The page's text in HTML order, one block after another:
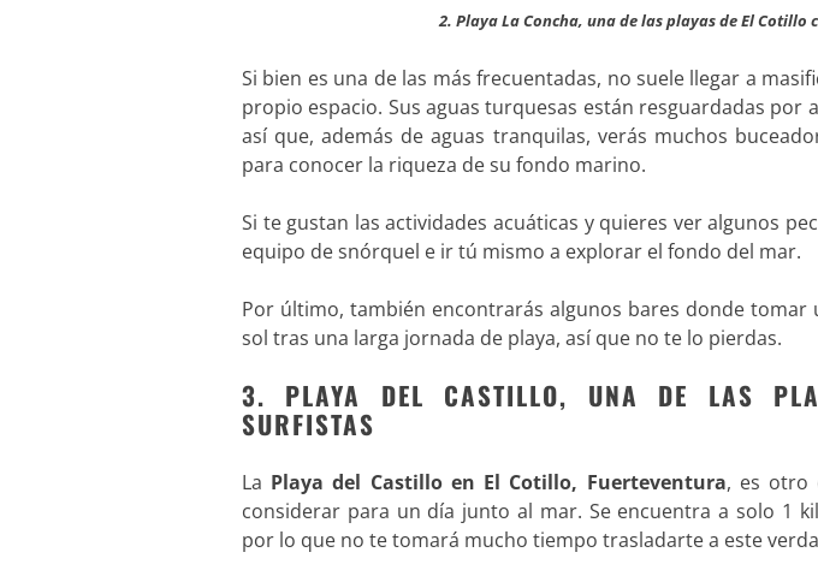
2. Playa La Concha, una de las playas de El Cotillo
Si bien es una de las más frecuentadas, no suele llegar a
propio espacio. Sus aguas turquesas están resguardadas por
así que, además de aguas tranquilas, verás muchos
para conocer la riqueza de su fondo marino.
Si te gustan las actividades acuáticas y quieres ver algunos
equipo de snórquel e ir tú mismo a explorar el fondo del mar.
Por último, también encontrarás algunos bares donde tomar
sol tras una larga jornada de playa, así que no te lo pierdas.
3. PLAYA DEL CASTILLO, UNA DE LAS
SURFISTAS
La Playa del Castillo en El Cotillo, Fuerteventura, es otro
considerar para un día junto al mar. Se encuentra a solo 1
por lo que no te tomará mucho tiempo trasladarte a este